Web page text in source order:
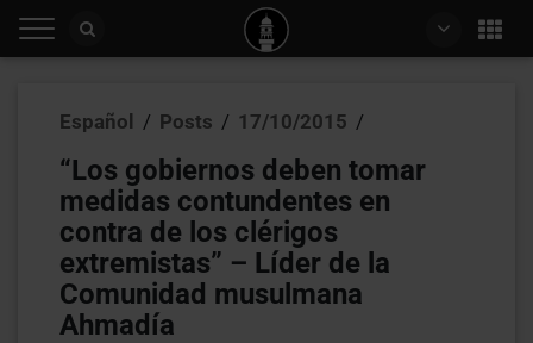
Español / Posts / 17/10/2015 /
“Los gobiernos deben tomar
medidas contundentes en
contra de los clérigos
extremistas” – Líder de la
Comunidad musulmana
Ahmadía